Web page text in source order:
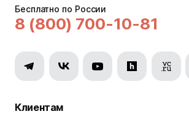
Бесплатно по России
8 (800) 700-10-81
Клиентам